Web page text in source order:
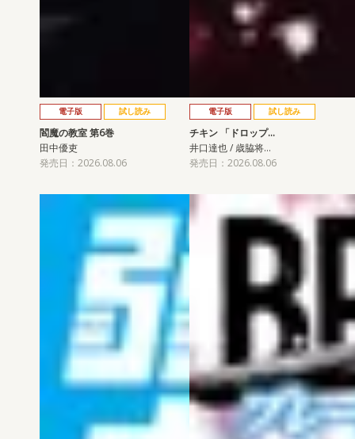
電子版 試し読み
閻魔の教室 第6巻
田中優吏
発売日：2026.08.06
電子版 試し読み
チキン 「ドロップ…
井口達也 / 歳脇将…
発売日：2026.08.06